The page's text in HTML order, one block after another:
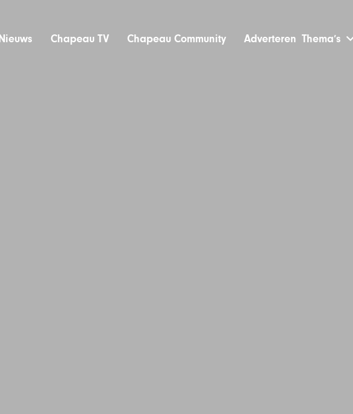
Nieuws Chapeau TV Chapeau Community Adverteren Thema’s